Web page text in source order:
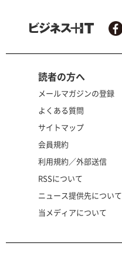
読者の方へ
メールマガジンの登録
よくある質問
サイトマップ
会員規約
利用規約／外部送信
RSSについて
ニュース提供先について
当メディアについて